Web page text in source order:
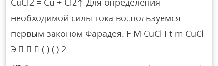
CuCl2 = Cu + Cl2↑ Для определения
необходимой силы тока воспользуемся
первым законом Фарадея. F M CuCl I t m CuCl
Э    ( ) ( ) 2